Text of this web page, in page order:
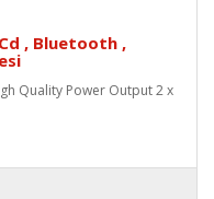
, Bluetooth ,
Quality Power Output 2 x